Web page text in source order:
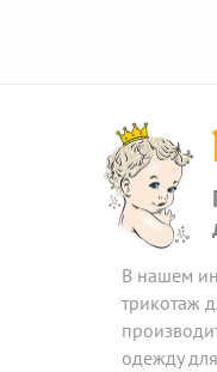
В нашем
трикотаж
одежду